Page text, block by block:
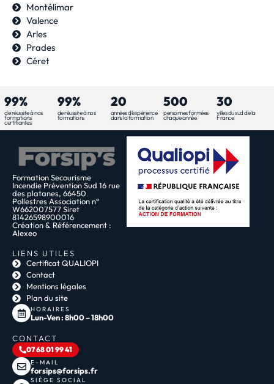
Montélimar
Valence
Arles
Prades
Céret
99%
de réussite à nos
formations
certifiantes
99%
de réussite à nos
formations
20
années d'expérience
dans la formation
500
personnes formées
chaque année
30
villes du sud de la
France
Formation Secourisme
Incendie Prévention Sud 16 rue
des platanes, 66450
Pollestres Association n°
W662007577 Siret
81426598900016
Création & Référencement :
Alexeo
LIENS UTILES
Certificat QUALIOPI
Contact
Mentions légales
Plan du site
HORAIRES
Lun-Ven : 8h00 – 18h00
CONTACT
07 68 01 99 41
E-MAIL
forsips@forsips.fr
SIÈGE SOCIAL